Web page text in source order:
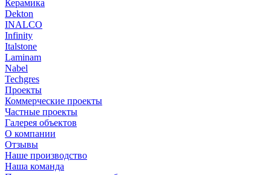
Керамика
Dekton
INALCO
Infinity
Italstone
Laminam
Nabel
Techgres
Проекты
Коммерческие проекты
Частные проекты
Галерея объектов
О компании
Отзывы
Наше производство
Наша команда